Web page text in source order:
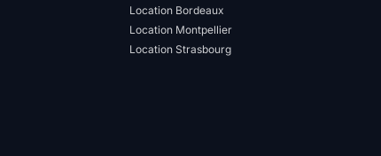
Location Bordeaux
Location Montpellier
Location Strasbourg